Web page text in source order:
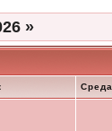
»
Среда